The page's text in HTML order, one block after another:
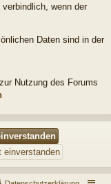
wenn der
Daten sind in der
Nutzung des Forums